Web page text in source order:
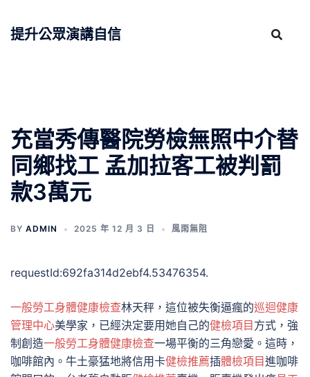
提升公眾演講自信
充當秀傳醫院勞檢無照中介替
同鄉找工 孟加拉客工被判罰
款3萬元
BY ADMIN 2025 年 12 月 3 日 風雨無阻
requestId:692fa314d2ebf4.53476354.
一般勞工身體健康檢查林天秤，這位被失衡逼瘋的巡迴健康
管理中心美學家，已經決定要用她自己的健檢項目 方式，強
制創造一般勞工身體健康檢查一場平衡的三角戀愛。這時，
咖啡館內。牛土豪猛地將信用卡健檢推薦插體檢項目進咖啡